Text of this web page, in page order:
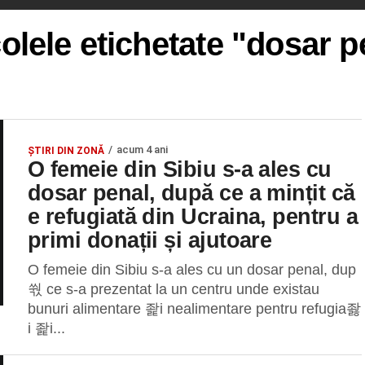
etichetate "dosar
ȘTIRI DIN ZONĂ acum 4 ani
O femeie din Sibiu s-a ales cu
dosar penal, după ce a mințit că
e refugiată din Ucraina, pentru a
primi donații și ajutoare
O femeie din Sibiu s-a ales cu un dosar penal, dup
쒃 ce s-a prezentat la un centru unde existau
bunuri alimentare 좙i nealimentare pentru refugia좛
i 좙i...